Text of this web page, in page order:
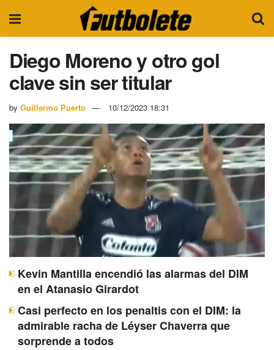
Diego Moreno y otro gol
clave sin ser titular
by Guillermo Puerto 10/12/2023 18:31
Kevin Mantilla encendió las alarmas del DIM
en el Atanasio Girardot
Casi perfecto en los penaltis con el DIM: la
admirable racha de Léyser Chaverra que
sorprende a todos